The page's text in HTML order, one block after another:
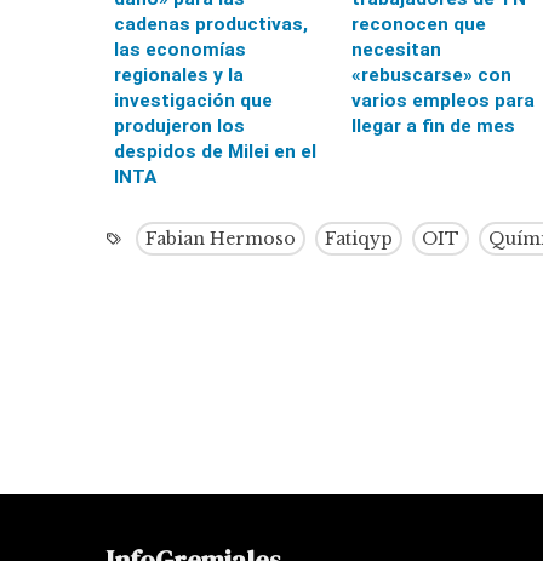
cadenas productivas,
las economías
regionales y la
investigación que
produjeron los
despidos de Milei en el
INTA
reconocen que
necesitan
«rebuscarse» con
varios empleos para
llegar a fin de mes
Fabian Hermoso Fatiqyp OIT